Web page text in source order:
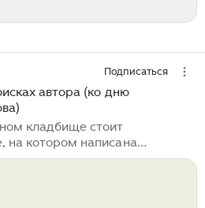
Подписаться
автора (ко дню
кладбище стоит
на котором написана
«Пётр Павлович Ершов,